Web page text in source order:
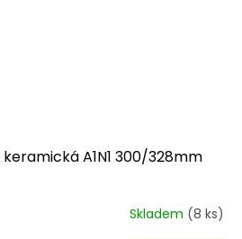
A1N1 300/328mm
Skladem (8 ks)